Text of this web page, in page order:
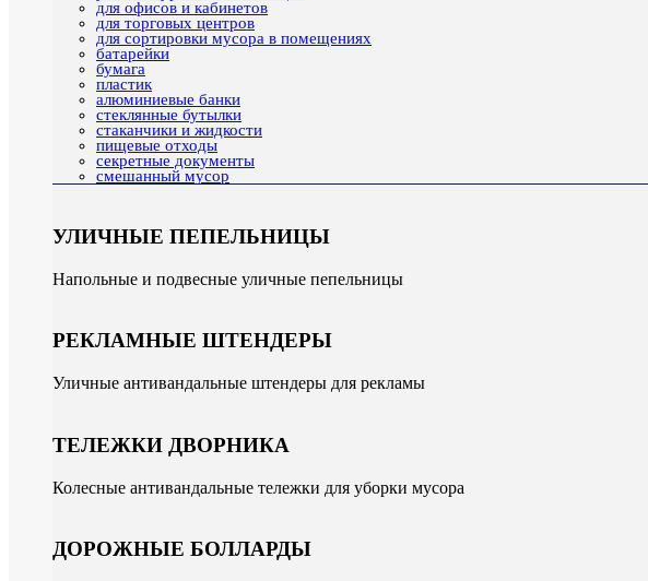
для офисов и кабинетов
для торговых центров
для сортировки мусора в помещениях
батарейки
бумага
пластик
алюминиевые банки
стеклянные бутылки
стаканчики и жидкости
пищевые отходы
секретные документы
смешанный мусор
УЛИЧНЫЕ ПЕПЕЛЬНИЦЫ
Напольные и подвесные уличные пепельницы
РЕКЛАМНЫЕ ШТЕНДЕРЫ
Уличные антивандальные штендеры для рекламы
ТЕЛЕЖКИ ДВОРНИКА
Колесные антивандальные тележки для уборки мусора
ДОРОЖНЫЕ БОЛЛАРДЫ